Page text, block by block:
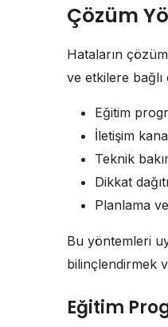
Çözüm
Hataların
ve etkilere bağlı
Eğitim
İletişim
Teknik
Dikkat
Planlama
Bu yöntemleri
bilinçlendirmek
Eğitim